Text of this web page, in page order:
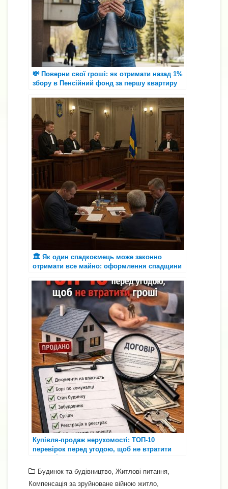
💸 Поверни свої гроші: як отримати назад 1%
збору в Пенсійний фонд за першу квартиру
🏛 Як один спадкоємець може законно
отримати все майно: оформлення спадщини
Купівля-продаж нерухомості: ТОП-10
перевірок перед угодою, щоб не втратити
Будинок та будівництво Житлові питання
Компенсація за зруйноване війною житло